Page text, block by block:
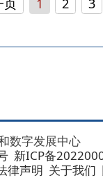
2022000421号-1